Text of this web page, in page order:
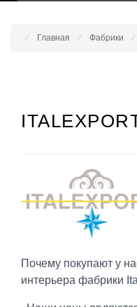
Главная Фабрики
Почему покупают у
интерьера фабрики